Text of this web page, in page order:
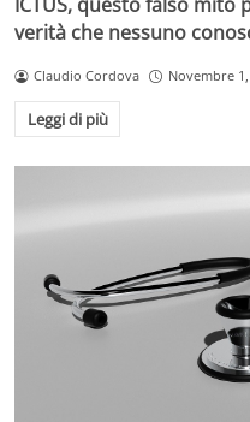
ICTUS, questo falso mito
verità che nessuno
Claudio Cordova Novembre
Leggi di più